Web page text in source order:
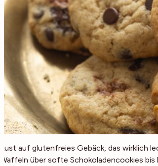
Lust auf glutenfreies Gebäck, das wirklich
Waffeln über softe Schokoladencookies